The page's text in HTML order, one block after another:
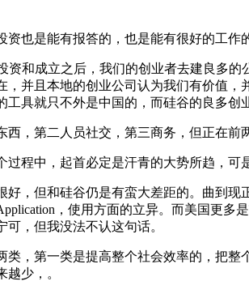
也是能有报答的，也是能有很好的工作
成立之后，我们的创业者去建良多的
并且本地的创业公司认为我们有价值，
具就只不外是中国的，而硅谷的良多创
第二人员社交，第三商务，但正在前
中，起首必定是汗青的大势所趋，可
但和硅谷仍是有蛮大差距的。曲到现
，使用方面的立异。而美国更多
，但我没法不认这句话。
第一类是提高整个社会效率的，把整
少，。